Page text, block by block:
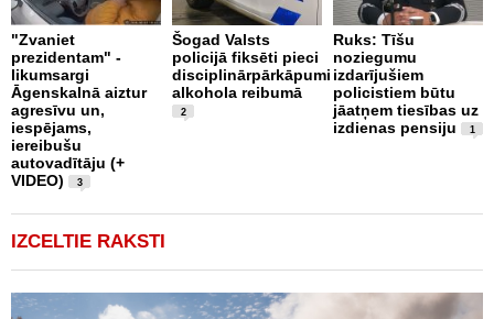
"Zvaniet
prezidentam" -
likumsargi
Āgenskalnā aiztur
agresīvu un,
iespējams,
iereibušu
autovadītāju (+
VIDEO)
3
Šogad Valsts
policijā fiksēti pieci
disciplinārpārkāpumi
alkohola reibumā
2
Ruks: Tīšu
noziegumu
izdarījušiem
policistiem būtu
jāatņem tiesības uz
izdienas pensiju
1
IZCELTIE RAKSTI